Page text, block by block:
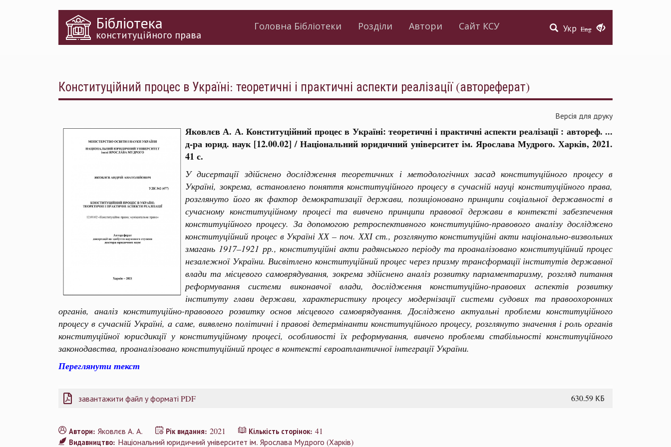
Укр Eng
Бібліотека
конституційного права
Головна Бібліотеки Розділи Автори Сайт КСУ
Конституційний процес в Україні: теоретичні і практичні аспекти реалізації (автореферат)
Версія для друку
Яковлєв А. А. Конституційний процес в Україні: теоретичні і практичні аспекти реалізації : автореф. ...
д-ра юрид. наук [12.00.02] / Національний юридичний університет ім. Ярослава Мудрого. Харків, 2021.
41 с.
У дисертації здійснено дослідження теоретичних і методологічних засад конституційного процесу в
Україні, зокрема, встановлено поняття конституційного процесу в сучасній науці конституційного права,
розглянуто його як фактор демократизації держави, позиціоновано принципи соціальної державності в
сучасному конституційному процесі та вивчено принципи правової держави в контексті забезпечення
конституційного процесу. За допомогою ретроспективного конституційно-правового аналізу досліджено
конституційний процес в Україні ХХ – поч. ХХІ ст., розглянуто конституційні акти національно-визвольних
змагань 1917–1921 рр., конституційні акти радянського періоду та проаналізовано конституційний процес
незалежної України. Висвітлено конституційний процес через призму трансформації інститутів державної
влади та місцевого самоврядування, зокрема здійснено аналіз розвитку парламентаризму, розгляд питання
реформування системи виконавчої влади, дослідження конституційно-правових аспектів розвитку
інституту глави держави, характеристику процесу модернізації системи судових та правоохоронних
органів, аналіз конституційно-правового розвитку основ місцевого самоврядування. Досліджено актуальні проблеми конституційного
процесу в сучасній Україні, а саме, виявлено політичні і правові детермінанти конституційного процесу, розглянуто значення і роль органів
конституційної юрисдикції у конституційному процесі, особливості їх реформування, вивчено проблеми стабільності конституційного
законодавства, проаналізовано конституційний процес в контексті євроатлантичної інтеграції України.
Переглянути текст
завантажити файл у форматі PDF 630.59 КБ
Автори: Яковлєв А. А. Рік видання: 2021 Кількість сторінок: 41
Видавництво: Національний юридичний університет ім. Ярослава Мудрого (Харків)